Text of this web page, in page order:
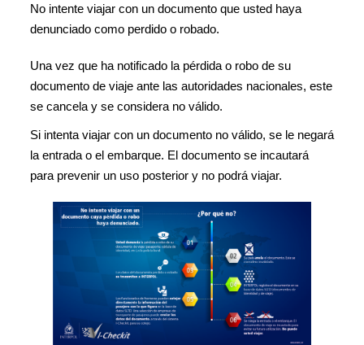
No intente viajar con un documento que usted haya
denunciado como perdido o robado.
Una vez que ha notificado la pérdida o robo de su
documento de viaje ante las autoridades nacionales, este
se cancela y se considera no válido.
Si intenta viajar con un documento no válido, se le negará
la entrada o el embarque. El documento se incautará
para prevenir un uso posterior y no podrá viajar.